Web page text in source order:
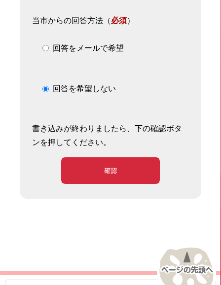
当市からの回答方法 （必須）
回答をメールで希望
回答を希望しない
書き込みが終わりましたら、下の確認ボタ
ンを押してください。
確認